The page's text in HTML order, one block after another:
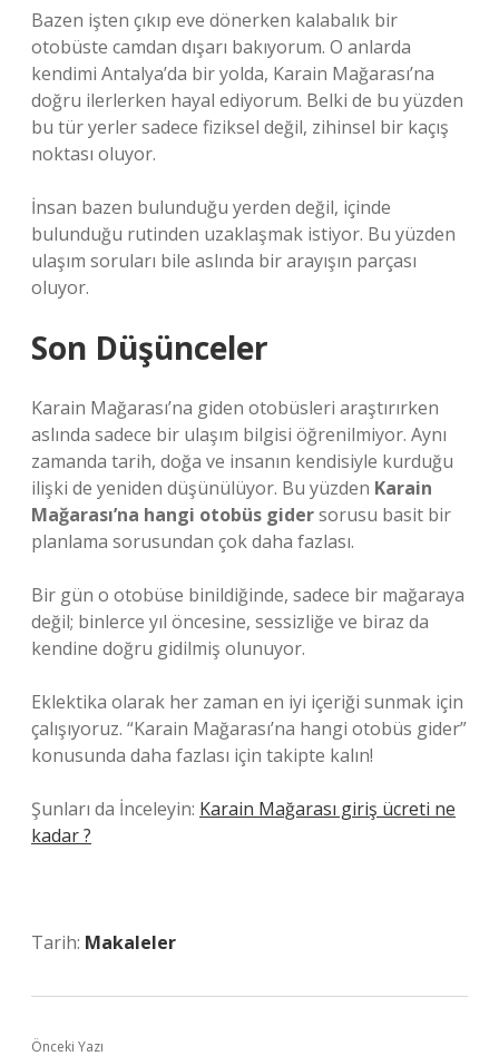
Bazen işten çıkıp eve dönerken kalabalık bir
otobüste camdan dışarı bakıyorum. O anlarda
kendimi Antalya’da bir yolda, Karain Mağarası’na
doğru ilerlerken hayal ediyorum. Belki de bu yüzden
bu tür yerler sadece fiziksel değil, zihinsel bir kaçış
noktası oluyor.
İnsan bazen bulunduğu yerden değil, içinde
bulunduğu rutinden uzaklaşmak istiyor. Bu yüzden
ulaşım soruları bile aslında bir arayışın parçası
oluyor.
Son Düşünceler
Karain Mağarası’na giden otobüsleri araştırırken
aslında sadece bir ulaşım bilgisi öğrenilmiyor. Aynı
zamanda tarih, doğa ve insanın kendisiyle kurduğu
ilişki de yeniden düşünülüyor. Bu yüzden Karain
Mağarası’na hangi otobüs gidersorusu basit bir
planlama sorusundan çok daha fazlası.
Bir gün o otobüse binildiğinde, sadece bir mağaraya
değil; binlerce yıl öncesine, sessizliğe ve biraz da
kendine doğru gidilmiş olunuyor.
Eklektika olarak her zaman en iyi içeriği sunmak için
çalışıyoruz. “Karain Mağarası’na hangi otobüs gider”
konusunda daha fazlası için takipte kalın!
Şunları da İnceleyin: Karain Mağarası giriş ücreti ne
kadar ?
Tarih: Makaleler
Önceki Yazı